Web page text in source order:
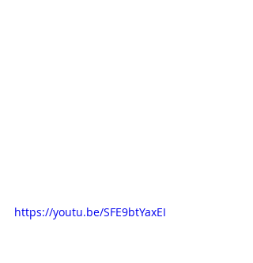
https://youtu.be/SFE9btYaxEI